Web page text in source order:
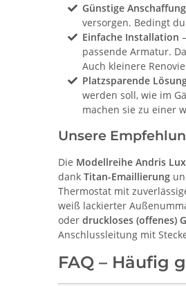
Günstige Anschaffung
versorgen. Bedingt
Einfache Installation
passende Armatur.
Auch kleinere
Platzsparende
werden soll, wie im
machen sie zu einer
Unsere
Die Modellreihe Andris Lux
dank Titan-Emaillierung
Thermostat mit
weiß lackierter
oder druckloses (offenes)
Anschlussleitung mit
FAQ – Häufig